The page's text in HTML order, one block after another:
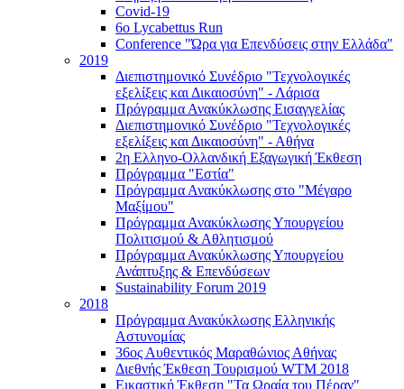
Covid-19
6ο Lycabettus Run
Conference "Ώρα για Επενδύσεις στην Ελλάδα"
2019
Διεπιστημονικό Συνέδριο "Τεχνολογικές
εξελίξεις και Δικαιοσύνη" - Λάρισα
Πρόγραμμα Ανακύκλωσης Εισαγγελίας
Διεπιστημονικό Συνέδριο "Τεχνολογικές
εξελίξεις και Δικαιοσύνη" - Αθήνα
2η Ελληνο-Ολλανδική Εξαγωγική Έκθεση
Πρόγραμμα "Εστία"
Πρόγραμμα Ανακύκλωσης στο "Μέγαρο
Μαξίμου"
Πρόγραμμα Ανακύκλωσης Υπουργείου
Πολιτισμού & Αθλητισμού
Πρόγραμμα Ανακύκλωσης Υπουργείου
Ανάπτυξης & Επενδύσεων
Sustainability Forum 2019
2018
Πρόγραμμα Ανακύκλωσης Ελληνικής
Αστυνομίας
36ος Αυθεντικός Μαραθώνιος Αθήνας
Διεθνής Έκθεση Τουρισμού WTM 2018
Εικαστική Έκθεση "Τα Ωραία του Πέραν"